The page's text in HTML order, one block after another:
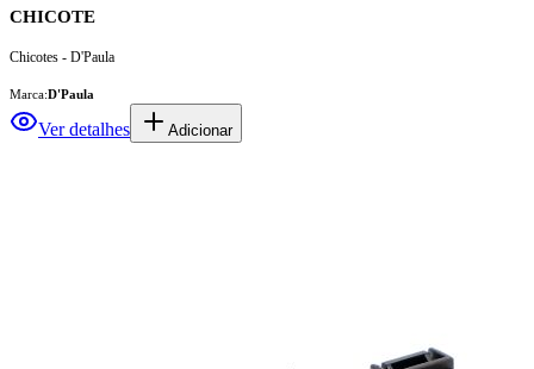
CHICOTE
Chicotes - D'Paula
Marca:D'Paula
Ver detalhes Adicionar